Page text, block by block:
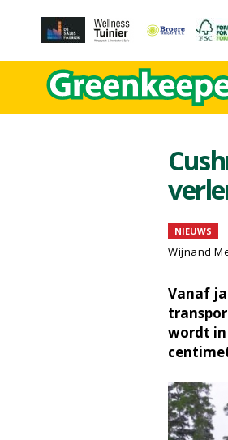
NIEUWS
Wijnand
Vanaf
wordt in